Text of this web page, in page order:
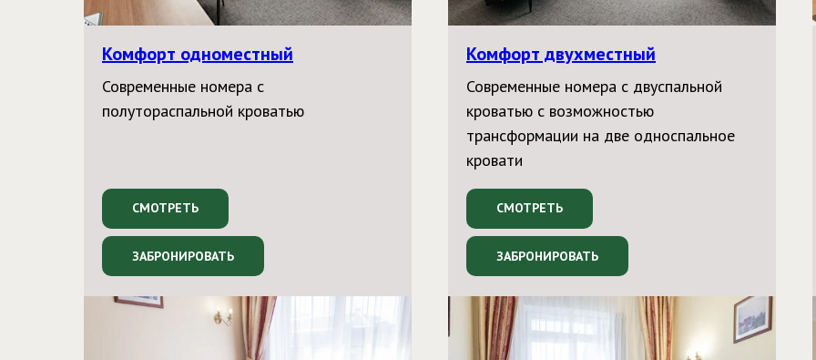
Комфорт одноместный
Современные номера с
полутораспальной кроватью
СМОТРЕТЬ
ЗАБРОНИРОВАТЬ
Комфорт двухместный
Современные номера с двуспальной
кроватью с возможностью
трансформации на две односпальное
кровати
СМОТРЕТЬ
ЗАБРОНИРОВАТЬ